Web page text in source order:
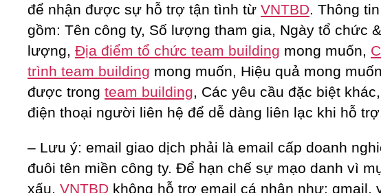
để nhận được sự hỗ trợ tận tình từ VNTBD . Thông
gồm: Tên công ty, Số lượng tham gia, Ngày tổ chức
lượng, Địa điểm tổ chức team building mong muốn,
trình team building mong muốn, Hiệu quả mong
được trong team building , Các yêu cầu đặc biệt
điện thoại người liên hệ để dễ dàng liên lạc khi hỗ
– Lưu ý: email giao dịch phải là email cấp doanh
đuôi tên miền công ty. Để hạn chế sự mạo danh vì
xấu, VNTBD không hỗ trợ email cá nhân như: gmail,